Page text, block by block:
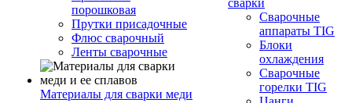
порошковая
Прутки присадочные
Флюс сварочный
Ленты сварочные
Материалы для сварки меди
сварки
Сварочные
аппараты TIG
Блоки
охлаждения
Сварочные
горелки TIG